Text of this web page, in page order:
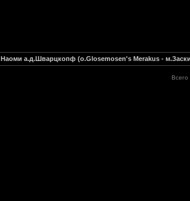
Наоми а.д.Шварцкопф (о.Glosemosen's Merakus -